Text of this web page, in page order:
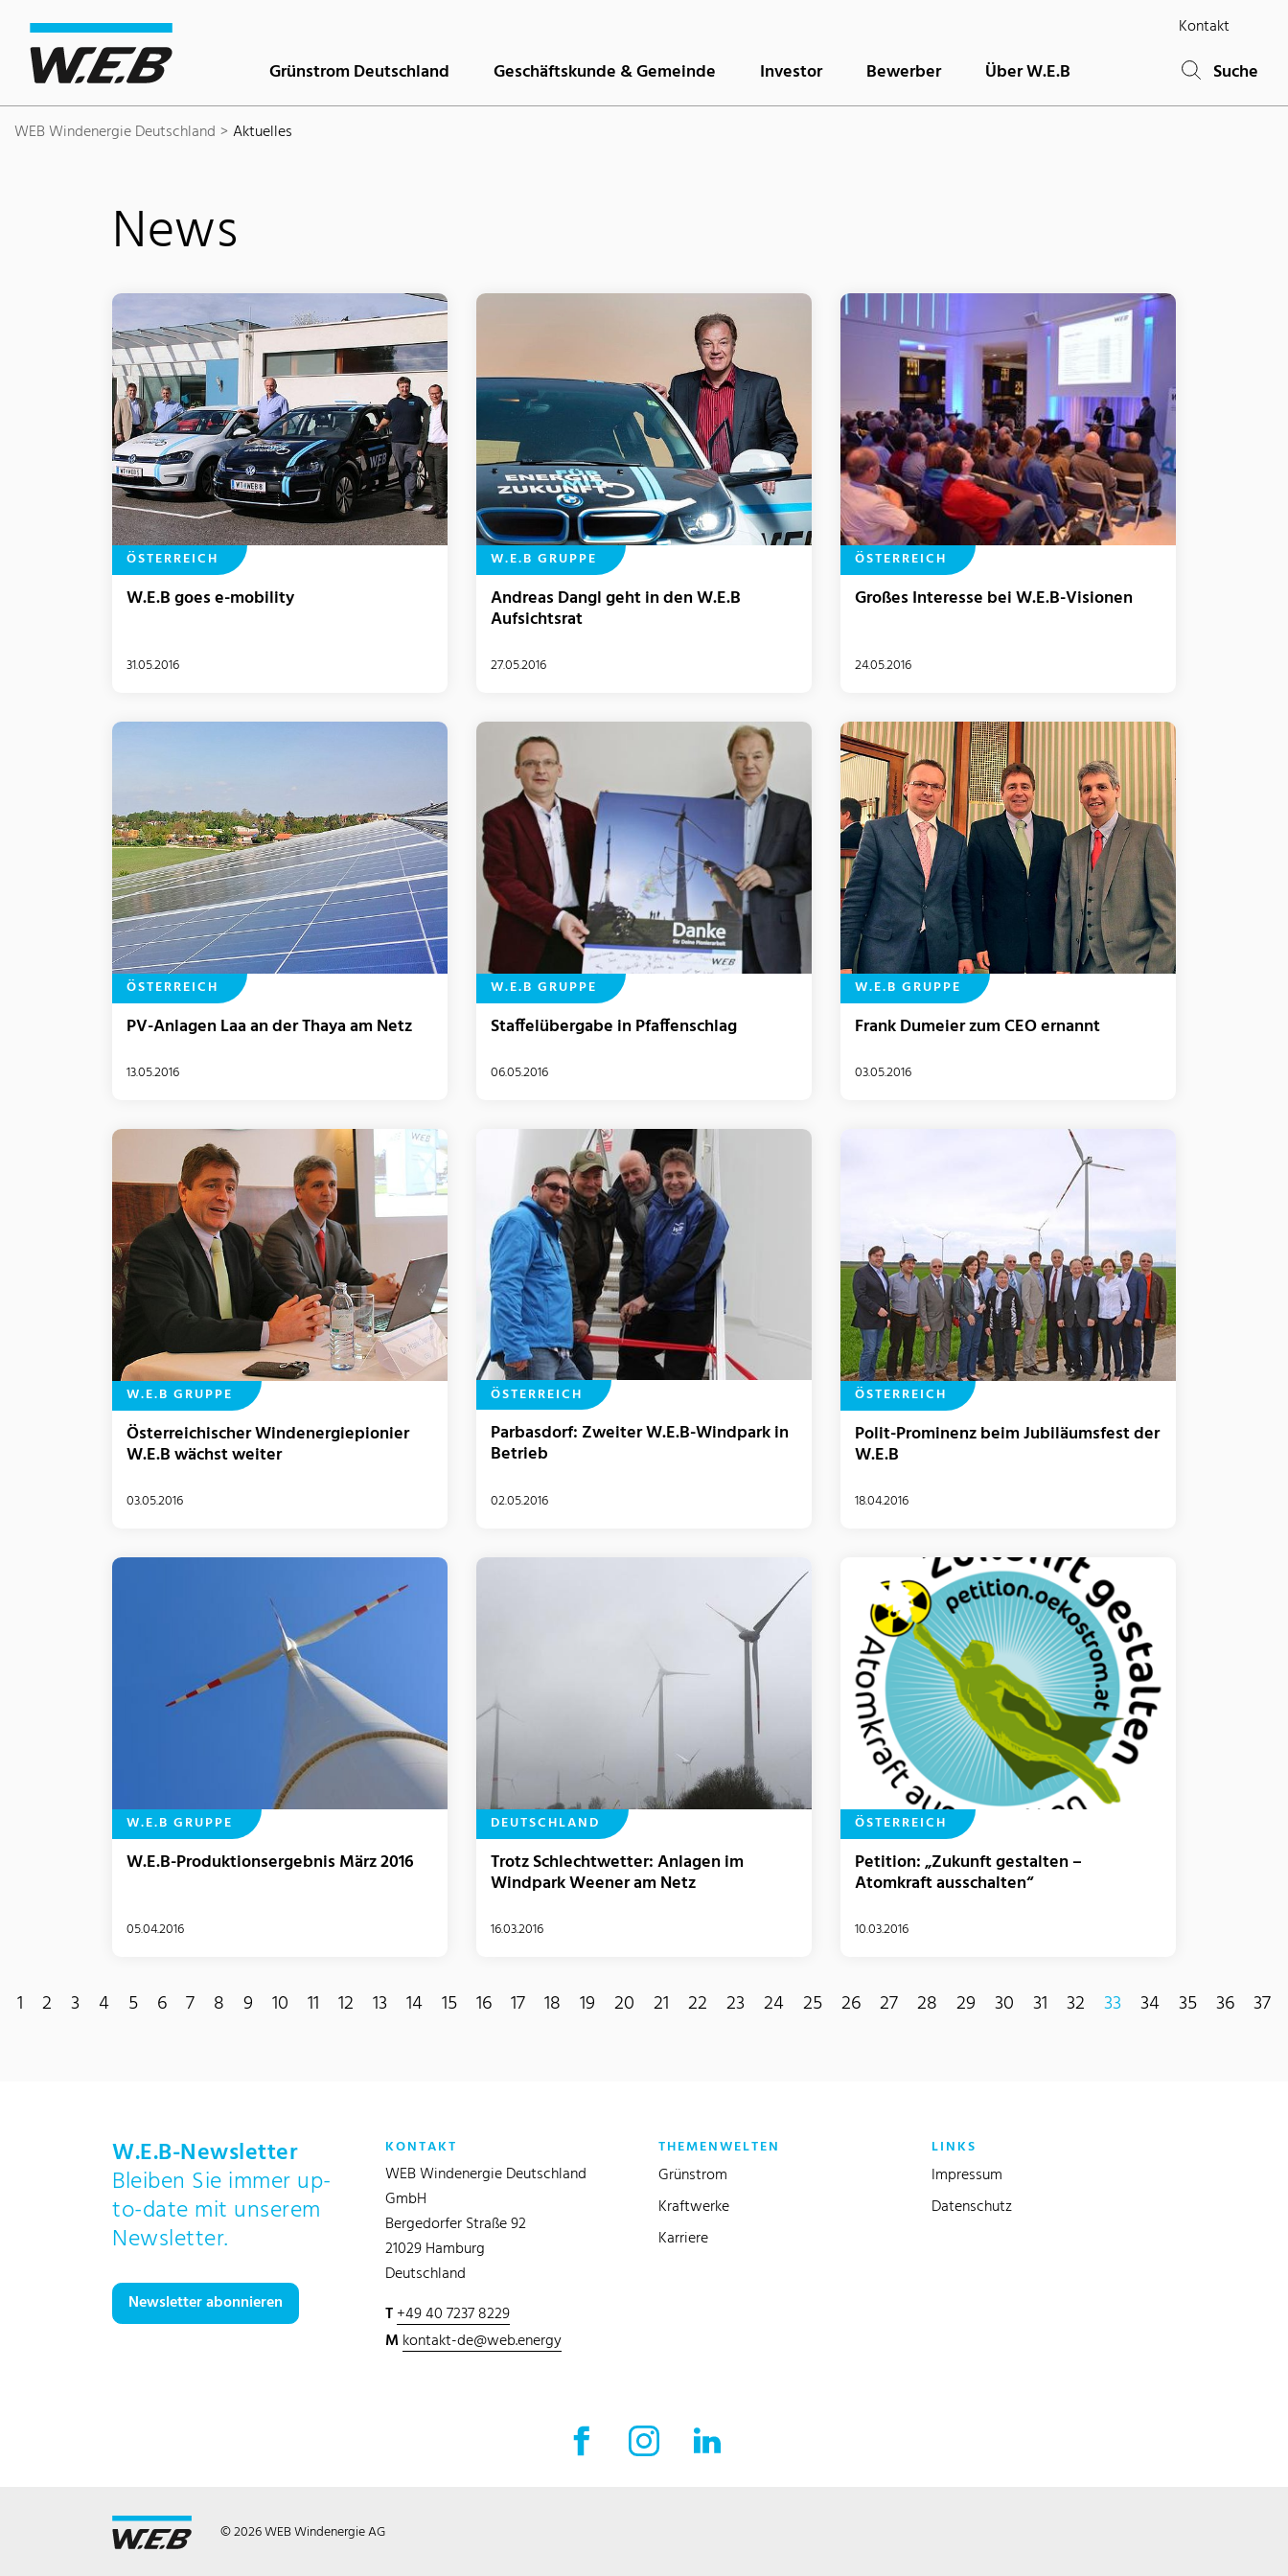
Kontakt
Grünstrom Deutschland Geschäftskunde & Gemeinde Investor Bewerber Über W.E.B Suche
WEB Windenergie Deutschland Aktuelles
News
ÖSTERREICH
W.E.B goes e-mobility
31.05.2016
W.E.B GRUPPE
Andreas Dangl geht in den W.E.B
Aufsichtsrat
27.05.2016
ÖSTERREICH
Großes Interesse bei W.E.B-Visionen
24.05.2016
ÖSTERREICH
PV-Anlagen Laa an der Thaya am Netz
13.05.2016
W.E.B GRUPPE
Staffelübergabe in Pfaffenschlag
06.05.2016
W.E.B GRUPPE
Frank Dumeier zum CEO ernannt
03.05.2016
W.E.B GRUPPE
Österreichischer Windenergiepionier
W.E.B wächst weiter
03.05.2016
ÖSTERREICH
Parbasdorf: Zweiter W.E.B-Windpark in
Betrieb
02.05.2016
ÖSTERREICH
Polit-Prominenz beim Jubiläumsfest der
W.E.B
18.04.2016
W.E.B GRUPPE
W.E.B-Produktionsergebnis März 2016
05.04.2016
DEUTSCHLAND
Trotz Schlechtwetter: Anlagen im
Windpark Weener am Netz
16.03.2016
ÖSTERREICH
Petition: „Zukunft gestalten –
Atomkraft ausschalten“
10.03.2016
1 2 3 4 5 6 7 8 9 10 11 12 13 14 15 16 17 18 19 20 21 22 23 24 25 26 27 28 29 30 31 32 33 34 35 36 37
W.E.B-Newsletter
Bleiben Sie immer up-
to-date mit unserem
Newsletter.
Newsletter abonnieren
KONTAKT
WEB Windenergie Deutschland
GmbH
Bergedorfer Straße 92
21029 Hamburg
Deutschland
T+49 40 7237 8229
Mkontakt-de@web.energy
THEMENWELTEN
Grünstrom
Kraftwerke
Karriere
LINKS
Impressum
Datenschutz
Facebook Externer Link
Instagram Externer Link
© 2026 WEB Windenergie AG